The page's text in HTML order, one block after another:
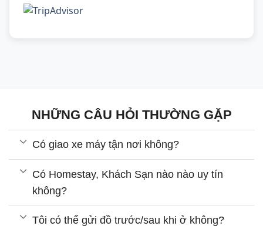
NHỮNG CÂU HỎI THƯỜNG GẶP
Có giao xe máy tận nơi không?
Có Homestay, Khách Sạn nào nào uy tín
không?
Tôi có thể gửi đồ trước/sau khi ở không?